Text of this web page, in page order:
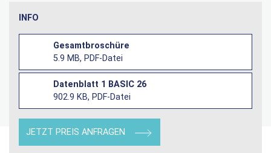
INFO
Gesamtbroschüre
5.9 MB, PDF-Datei
Datenblatt 1 BASIC 26
902.9 KB, PDF-Datei
JETZT PREIS ANFRAGEN